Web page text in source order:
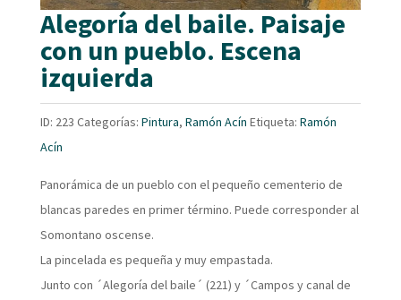
Alegoría del baile. Paisaje
con un pueblo. Escena
izquierda
ID: 223 Categorías: Pintura, Ramón Acín Etiqueta: Ramón
Acín
Panorámica de un pueblo con el pequeño cementerio de
blancas paredes en primer término. Puede corresponder al
Somontano oscense.
La pincelada es pequeña y muy empastada.
Junto con ´Alegoría del baile´ (221) y ´Campos y canal de